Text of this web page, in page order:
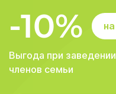
-10%
Выгода при
членов семьи